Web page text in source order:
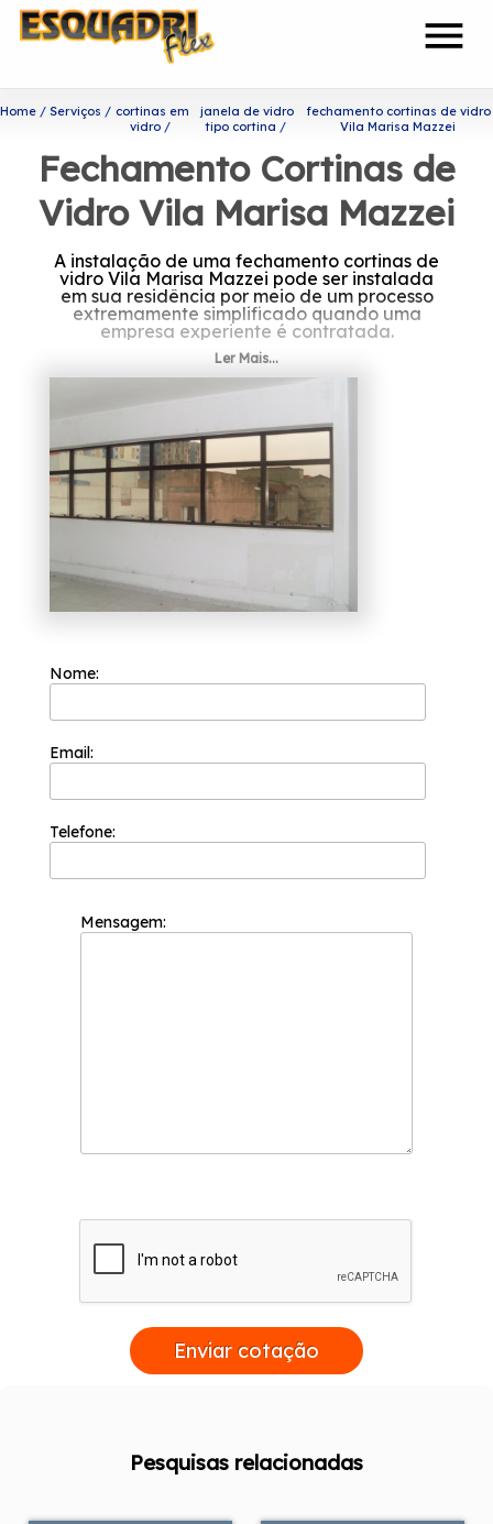
menu
Home Serviços
cortinas em
vidro
janela de vidro
tipo cortina
fechamento cortinas de vidro
Vila Marisa Mazzei
Fechamento Cortinas de
Vidro Vila Marisa Mazzei
A instalação de uma fechamento cortinas de
vidro Vila Marisa Mazzei pode ser instalada
em sua residência por meio de um processo
extremamente simplificado quando uma
empresa experiente é contratada.
Você está procurando por
fechamento cortinas de vidro
Vila Marisa Mazzei?
A Esquadriflex tem a sua organização
focada nos resultados positivos e na
segurança. Ela procura trabalhar sempre com
a máxima eficiência e qualidade em seus
serviços e é capaz de garantir o melhor custo
satisfação deles seja atingida.
Precisando de fechamento cortinas de vidro
Alumínio Lavanderia, Porta Alumínio.
organização preza pela soluções e
Entre em contato para mais informações!
Ler Mais...
Nome:
Email:
Telefone:
Mensagem:
Enviar cotação
Pesquisas relacionadas